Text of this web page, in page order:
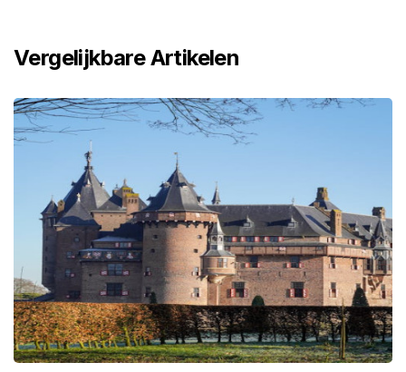
Vergelijkbare Artikelen